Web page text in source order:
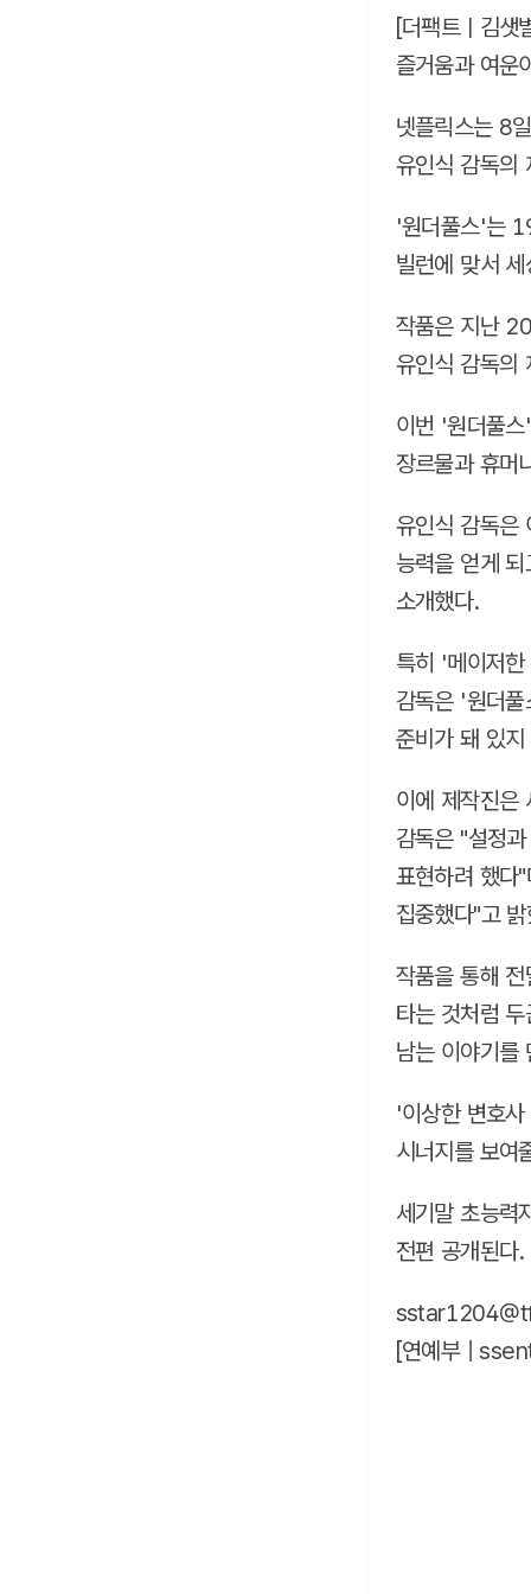
[더팩트ㅣ김샛
즐거움과 여운
넷플릭스는 8
유인식 감독의
'원더풀스'는
빌런에 맞서
작품은 지난
유인식 감독의
이번 '원더풀
장르물과 휴머
유인식 감독은
능력을 얻게
소개했다.
특히 '메이저
감독은 '원더
준비가 돼 있
이에 제작진은
감독은 "설정
표현하려 했다
집중했다"고
작품을 통해
타는 것처럼
남는 이야기를
'이상한 변호
시너지를 보여
세기말 초능력
전편 공개된다.
[연예부 |